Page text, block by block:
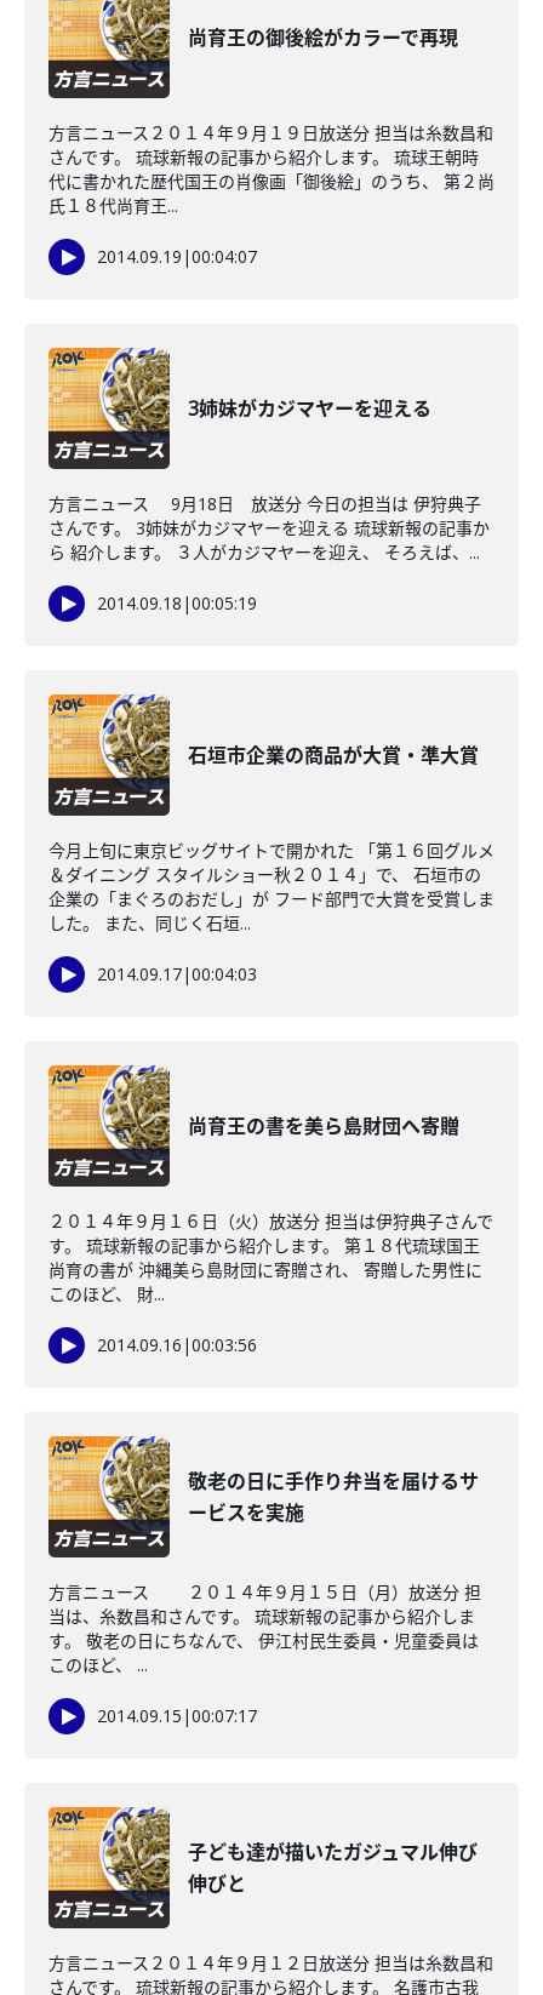
尚育王の御後絵がカラーで再現
方言ニュース２０１４年９月１９日放送分 担当は糸数昌和
さんです。 琉球新報の記事から紹介します。 琉球王朝時
代に書かれた歴代国王の肖像画「御後絵」のうち、 第２尚
氏１８代尚育王...
2014.09.19 |00:04:07
3姉妹がカジマヤーを迎える
方言ニュース 9月18日 放送分 今日の担当は 伊狩典子
さんです。 3姉妹がカジマヤーを迎える 琉球新報の記事か
ら 紹介します。 ３人がカジマヤーを迎え、 そろえば、...
2014.09.18 |00:05:19
石垣市企業の商品が大賞・準大賞
今月上旬に東京ビッグサイトで開かれた 「第１６回グルメ
＆ダイニング スタイルショー秋２０１４」で、 石垣市の
企業の「まぐろのおだし」が フード部門で大賞を受賞しま
した。 また、同じく石垣...
2014.09.17|00:04:03
尚育王の書を美ら島財団へ寄贈
２０１４年９月１６日（火）放送分 担当は伊狩典子さんで
す。 琉球新報の記事から紹介します。 第１８代琉球国王
尚育の書が 沖縄美ら島財団に寄贈され、 寄贈した男性に
このほど、 財...
2014.09.16 |00:03:56
敬老の日に手作り弁当を届けるサ
ービスを実施
方言ニュース ２０１４年９月１５日（月）放送分 担
当は、糸数昌和さんです。 琉球新報の記事から紹介しま
す。 敬老の日にちなんで、 伊江村民生委員・児童委員は
このほど、 ...
2014.09.15 |00:07:17
子ども達が描いたガジュマル伸び
伸びと
方言ニュース２０１４年９月１２日放送分 担当は糸数昌和
さんです。 琉球新報の記事から紹介します。 名護市古我